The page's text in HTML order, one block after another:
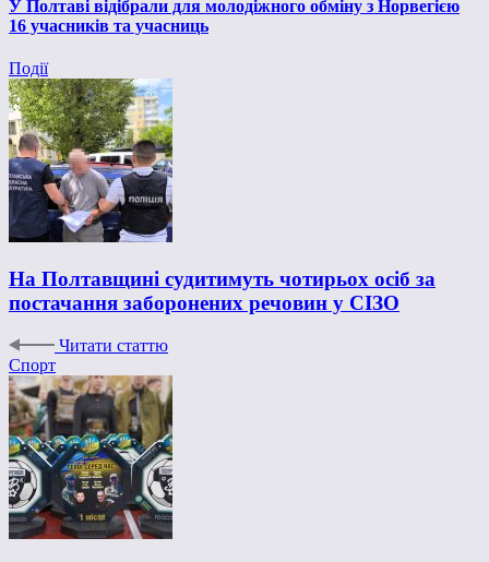
У Полтаві відібрали для молодіжного обміну з Норвегією
16 учасників та учасниць
Події
На Полтавщині судитимуть чотирьох осіб за
постачання заборонених речовин у СІЗО
Читати статтю
Спорт